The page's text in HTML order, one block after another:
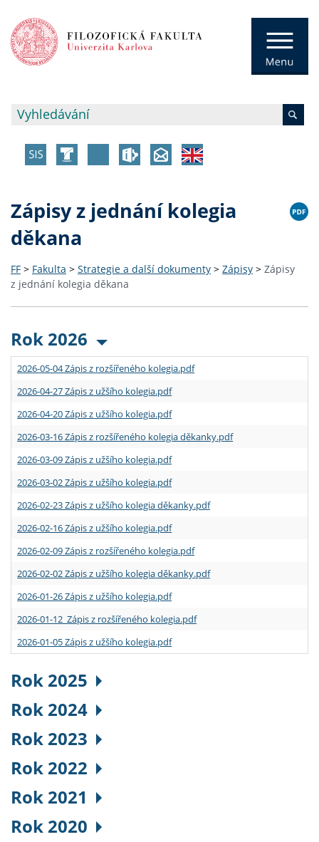
Zápisy z jednání kolegia
děkana
FF > Fakulta > Strategie a další dokumenty > Zápisy > Zápisy
z jednání kolegia děkana
Rok 2026
2026-05-04 Zápis z rozšířeného kolegia.pdf
2026-04-27 Zápis z užšího kolegia.pdf
2026-04-20 Zápis z užšího kolegia.pdf
2026-03-16 Zápis z rozšířeného kolegia děkanky.pdf
2026-03-09 Zápis z užšího kolegia.pdf
2026-03-02 Zápis z užšího kolegia.pdf
2026-02-23 Zápis z užšího kolegia děkanky.pdf
2026-02-16 Zápis z užšího kolegia.pdf
2026-02-09 Zápis z rozšířeného kolegia.pdf
2026-02-02 Zápis z užšího kolegia děkanky.pdf
2026-01-26 Zápis z užšího kolegia.pdf
2026-01-12 Zápis z rozšířeného kolegia.pdf
2026-01-05 Zápis z užšího kolegia.pdf
Rok 2025
Rok 2024
Rok 2023
Rok 2022
Rok 2021
Rok 2020